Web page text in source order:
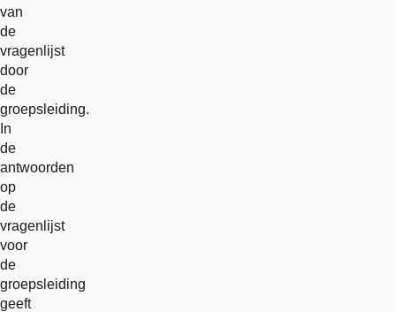
van
de
vragenlijst
door
de
groepsleiding.
In
de
antwoorden
op
de
vragenlijst
voor
de
groepsleiding
geeft